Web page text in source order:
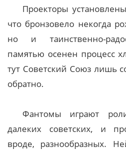
Проекторы
что бронзовело некогда
но и таинственно-
памятью осенен процесс
тут Советский Союз лишь
обратно.
Фантомы играют
далеких советских, и
вроде, разнообразных.